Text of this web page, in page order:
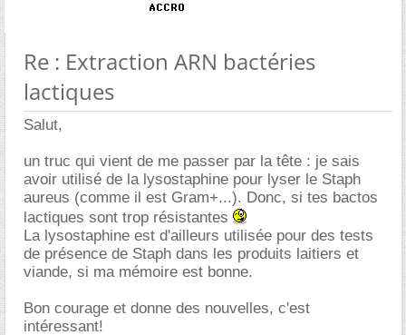
Re : Extraction ARN bactéries
lactiques
Salut,
un truc qui vient de me passer par la tête : je sais
avoir utilisé de la lysostaphine pour lyser le Staph
aureus (comme il est Gram+...). Donc, si tes bactos
lactiques sont trop résistantes
La lysostaphine est d'ailleurs utilisée pour des tests
de présence de Staph dans les produits laitiers et
viande, si ma mémoire est bonne.
Bon courage et donne des nouvelles, c'est
intéressant!